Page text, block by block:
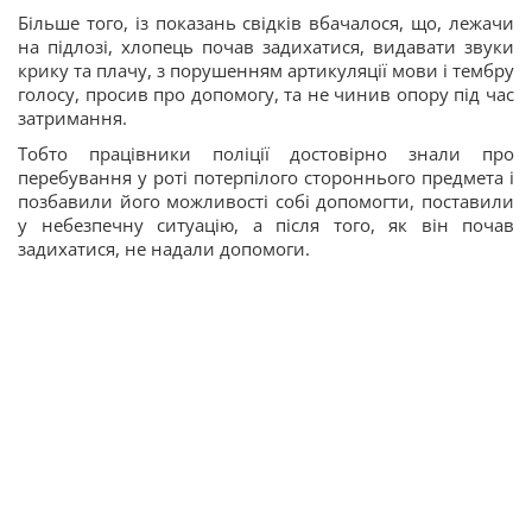
Більше того, із показань свідків вбачалося, що, лежачи
на підлозі, хлопець почав задихатися, видавати звуки
крику та плачу, з порушенням артикуляції мови і тембру
голосу, просив про допомогу, та не чинив опору під час
затримання.
Тобто працівники поліції достовірно знали про
перебування у роті потерпілого стороннього предмета і
позбавили його можливості собі допомогти, поставили
у небезпечну ситуацію, а після того, як він почав
задихатися, не надали допомоги.